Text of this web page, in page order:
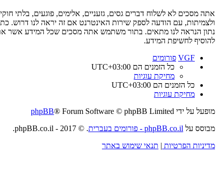
אתה מסכים לא לשלוח דברים גסים, גזעניים, אלימים, פוגעים, בלתי
להוסיף לחשיפת המידע.
VGF פורומים
כל הזמנים הם UTC+03:00
מחיקת עוגיות
כל הזמנים הם UTC+03:00
מחיקת עוגיות
מופעל על ידי
phpBB® Forum Software © phpBB Limited
מבוסס על phpBB.co.il - פורומים בעברית
. © 2017 - phpBB.co.il.
מדיניות הפרטיות | תנאי שימוש באתר